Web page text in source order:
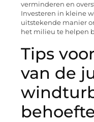
verminderen en
Investeren in kleine
uitstekende manier
het milieu te helpen
Tips
van de